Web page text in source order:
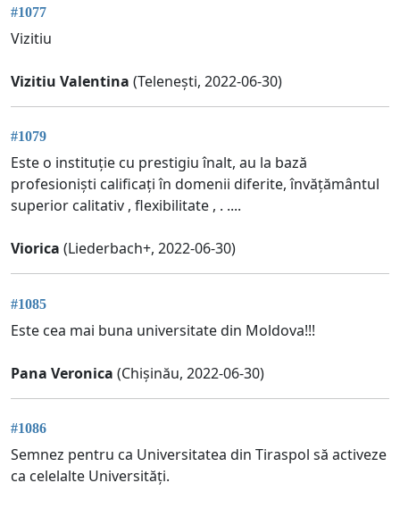
#1077
Vizitiu
Vizitiu Valentina (Telenești, 2022-06-30)
#1079
Este o instituție cu prestigiu înalt, au la bază
profesioniști calificați în domenii diferite, învățământul
superior calitativ , flexibilitate , . ....
Viorica (Liederbach+, 2022-06-30)
#1085
Este cea mai buna universitate din Moldova!!!
Pana Veronica (Chișinău, 2022-06-30)
#1086
Semnez pentru ca Universitatea din Tiraspol să activeze
ca celelalte Universități.